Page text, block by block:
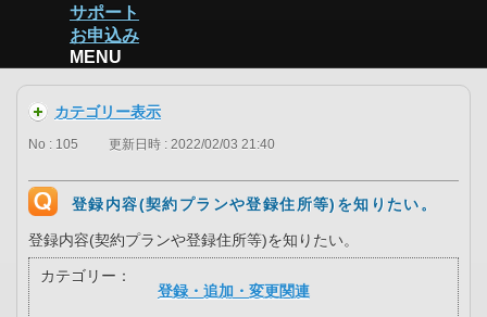
サポート
お申込み
MENU
カテゴリー表示
No : 105 更新日時 : 2022/02/03 21:40
登録内容(契約プランや登録住所等)を知りたい。
登録内容(契約プランや登録住所等)を知りたい。
カテゴリー：
登録・追加・変更関連